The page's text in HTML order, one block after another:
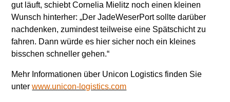
gut läuft, schiebt Cornelia Mielitz noch einen kleinen
Wunsch hinterher: „Der JadeWeserPort sollte darüber
nachdenken, zumindest teilweise eine Spätschicht zu
fahren. Dann würde es hier sicher noch ein kleines
bisschen schneller gehen.“
Mehr Informationen über Unicon Logistics finden Sie
unterwww.unicon-logistics.com